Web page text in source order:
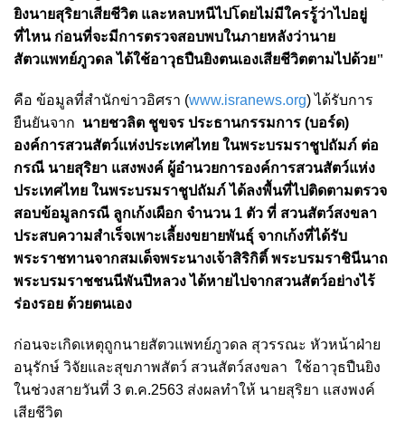
ยิงนายสุริยาเสียชีวิต และหลบหนีไปโดยไม่มีใครรู้ว่าไปอยู่
ที่ไหน ก่อนที่จะมีการตรวจสอบพบในภายหลังว่านาย
สัตวแพทย์ภูวดล ได้ใช้อาวุธปืนยิงตนเองเสียชีวิตตามไปด้วย"
คือ ข้อมูลที่สำนักข่าวอิศรา (www.isranews.org) ได้รับการ
ยืนยันจาก นายชวลิต ชูขจร ประธานกรรมการ (บอร์ด)
องค์การสวนสัตว์แห่งประเทศไทย ในพระบรมราชูปถัมภ์ ต่อ
กรณี นายสุริยา แสงพงค์ ผู้อำนวยการองค์การสวนสัตว์แห่ง
ประเทศไทย ในพระบรมราชูปถัมภ์ ได้ลงพื้นที่ไปติดตามตรวจ
สอบข้อมูลกรณี ลูกเก้งเผือก จำนวน 1 ตัว ที่ สวนสัตว์สงขลา
ประสบความสำเร็จเพาะเลี้ยงขยายพันธุ์ จากเก้งที่ได้รับ
พระราชทานจากสมเด็จพระนางเจ้าสิริกิติ์ พระบรมราชินีนาถ
พระบรมราชชนนีพันปีหลวง ได้หายไปจากสวนสัตว์อย่างไร้
ร่องรอย ด้วยตนเอง
ก่อนจะเกิดเหตุถูกนายสัตวแพทย์ภูวดล สุวรรณะ หัวหน้าฝ่าย
อนุรักษ์ วิจัยและสุขภาพสัตว์ สวนสัตว์สงขลา ใช้อาวุธปืนยิง
ในช่วงสายวันที่ 3 ต.ค.2563 ส่งผลทำให้ นายสุริยา แสงพงค์
เสียชีวิต